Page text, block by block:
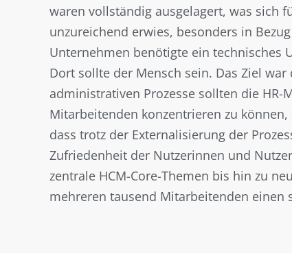
waren vollständig ausgelagert, was sich
unzureichend erwies, besonders in
Unternehmen benötigte ein technisches
Dort sollte der Mensch sein. Das Ziel
administrativen Prozesse sollten die
Mitarbeitenden konzentrieren zu
dass trotz der Externalisierung der
Zufriedenheit der Nutzerinnen und
zentrale HCM-Core-Themen bis hin zu
mehreren tausend Mitarbeitenden einen